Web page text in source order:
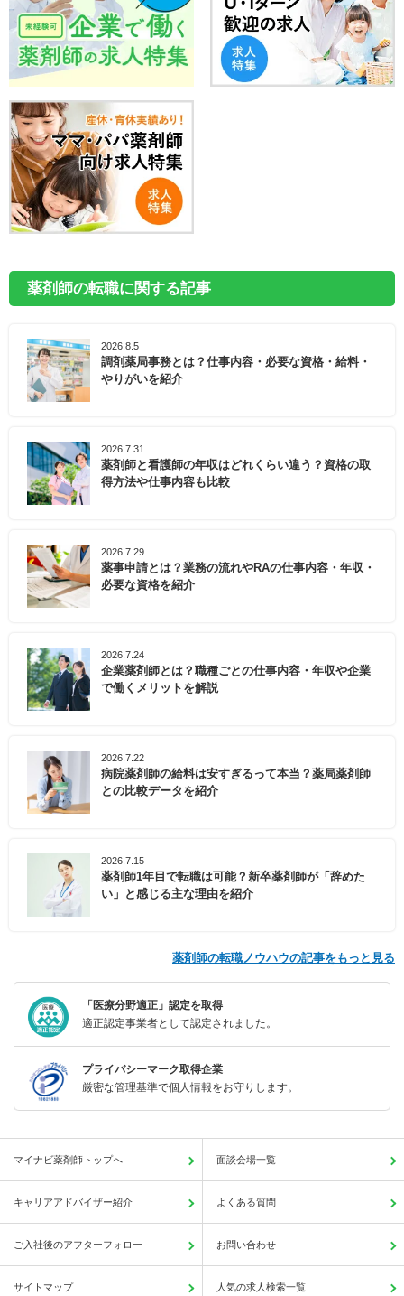
薬剤師の転職に関する記事
2026.8.5
調剤薬局事務とは？仕事内容・必要な資格・給料・
やりがいを紹介
2026.7.31
薬剤師と看護師の年収はどれくらい違う？資格の取
得方法や仕事内容も比較
2026.7.29
薬事申請とは？業務の流れやRAの仕事内容・年収・
必要な資格を紹介
2026.7.24
企業薬剤師とは？職種ごとの仕事内容・年収や企業
で働くメリットを解説
2026.7.22
病院薬剤師の給料は安すぎるって本当？薬局薬剤師
との比較データを紹介
2026.7.15
薬剤師1年目で転職は可能？新卒薬剤師が「辞めた
い」と感じる主な理由を紹介
薬剤師の転職ノウハウの記事をもっと見る
「医療分野適正」認定を取得
適正認定事業者として認定されました。
プライバシーマーク取得企業
厳密な管理基準で個人情報をお守りします。
マイナビ薬剤師トップへ 面談会場一覧
キャリアアドバイザー紹介 よくある質問
ご入社後のアフターフォロー お問い合わせ
サイトマップ 人気の求人検索一覧